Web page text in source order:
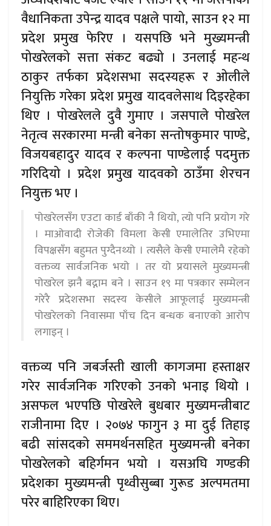
वैधानिकता उपेन्द्र यादव पक्षले पायो, साउन १२ मा
प्रदेश प्रमुख फेरिए । यसपछि भने मुख्यमन्त्री
पोखरेलको सत्ता संकट बढ्यो । उनलाई महन्थ
ठाकुर तर्फका प्रदेशसभा सदस्यहरू र ओलीले
नियुक्ति गरेका प्रदेश प्रमुख यादवलेसाथ दिइरहेका
थिए । पोखरेलले दुवै गुमाए । जसपाले पोखरेल
नेतृत्व सरकारमा मन्त्री बनेका सन्तोषकुमार पाण्डे,
विजयबहादुर यादव र कल्पना पाण्डेलाई पदमुक्त
गरिदियो । प्रदेश प्रमुख यादवको ठाउँमा शेरचन
नियुक्त भए ।
पोखरेलसँग एउटा कार्ड बाँकी नै थियो, त्यो पनि प्रयोग गरे
। माओवादी रोजेकी विमला केसी एमालेतिर उभिएमा
विपक्षसँग बहुमत पुग्दैनथ्यो । त्यसैले केसी एमालेमै रहेको
वक्तव्य सार्वजनिक भयो । तर यो प्रयासले मुख्यमन्त्री
पोखरेल झनै बद्नाम बने । साउन १९ मा पत्रकार सम्मेलन
गरेरै प्रदेशसभा सदस्य केसीले आफूलाई मुख्यमन्त्री
पोखरेलको निवासमा पाँच दिन बन्धक बनाएको आरोप
लगाइन् ।
वक्तव्य पनि जबर्जस्ती खाली कागजमा हस्ताक्षर
गरेर सार्वजनिक गरिएको उनको भनाइ थियो ।
असफल भएपछि पोखरेले बुधबार मुख्यमन्त्रीबाट
राजीनामा दिए । २०७४ फागुन ३ मा दुई तिहाइ
बढी सांसदको सममर्थनसहित मुख्यमन्त्री बनेका
पोखरेलको बहिर्गमन भयो । यसअघि गण्डकी
प्रदेशका मुख्यमन्त्री पृथ्वीसुब्बा गुरूड अल्पमतमा
परेर बाहिरिएका थिए।